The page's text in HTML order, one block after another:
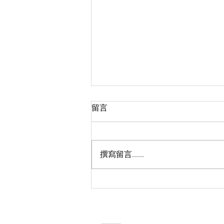
低脂海鮮魚肉類，多數人把它
留言
撰寫留言......